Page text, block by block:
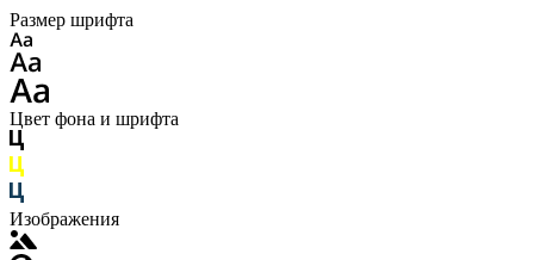
Размер шрифта
Цвет фона и шрифта
Изображения